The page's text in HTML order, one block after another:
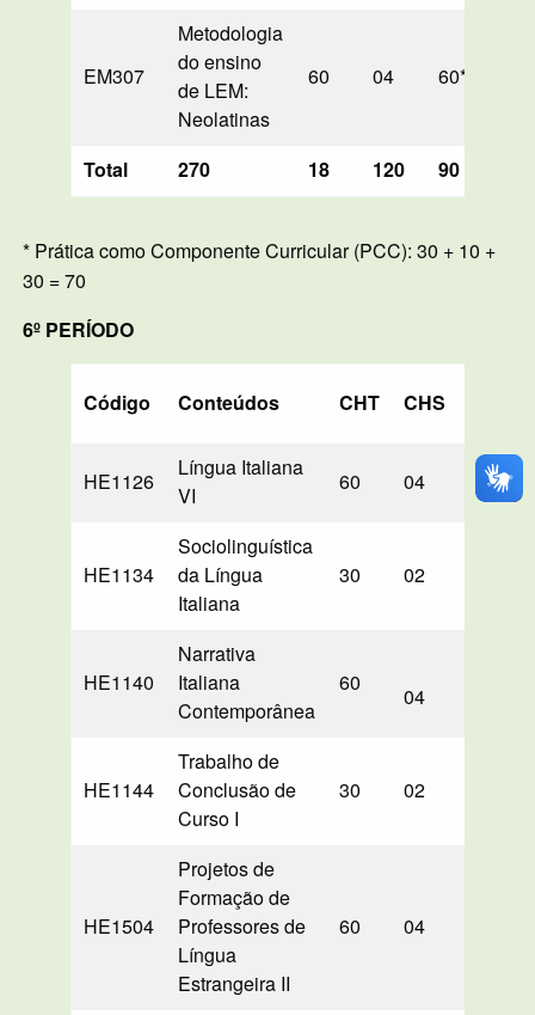
EM307
Metodologia
do ensino
de LEM:
Neolatinas
60 04 60*
Total 270 18 120 90
* Prática como Componente Curricular (PCC): 30 + 10 +
30 = 70
6º PERÍODO
Código Conteúdos CHT CHS
HE1126
Língua Italiana
VI
60 04 —
HE1134
Sociolinguística
da Língua
Italiana
30 02
HE1140
Narrativa
Italiana
Contemporânea
60
04
HE1144
Trabalho de
Conclusão de
Curso I
30 02
HE1504
Projetos de
Formação de
Professores de
Língua
Estrangeira II
60 04